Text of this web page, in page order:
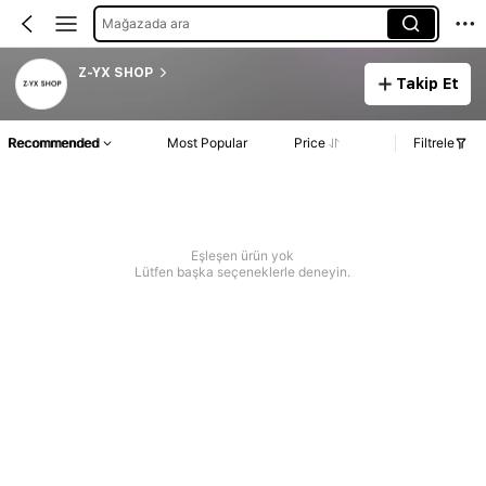
Mağazada ara
Z-YX SHOP
Takip Et
Recommended Most Popular Price Filtrele
Eşleşen ürün yok
Lütfen başka seçeneklerle deneyin.